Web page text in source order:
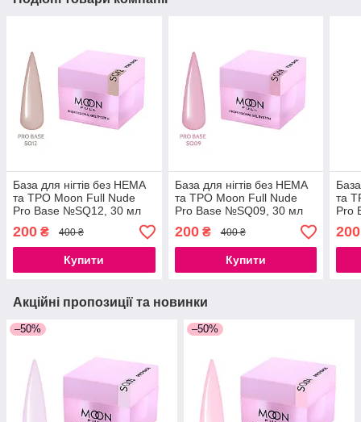
База для нігтів без HEMA
та ТРО Moon Full Nude
Pro Base №SQ12, 30 мл
200 ₴ 400 ₴
Купити
База для нігтів без HEMA
та ТРО Moon Full Nude
Pro Base №SQ09, 30 мл
200₴ 400 ₴
Купити
та
Pro
200
Акційні пропозиції та новинки
–50% –50%